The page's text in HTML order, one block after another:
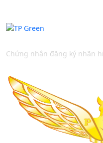
Chứng nhận đăng ký nhãn